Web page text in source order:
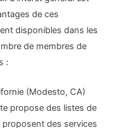
de ces
disponibles dans les
de membres de
:
(Modesto, CA)
propose des listes de
des services